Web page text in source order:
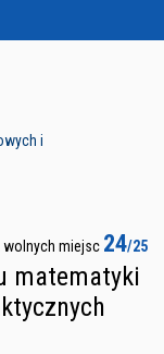
i
wolnych miejsc 24/25
matematyki